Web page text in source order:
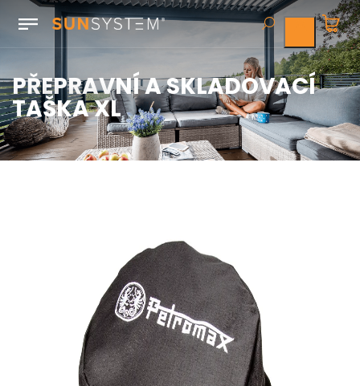
PŘEPRAVNÍ A SKLADOVACÍ
TAŠKA XL